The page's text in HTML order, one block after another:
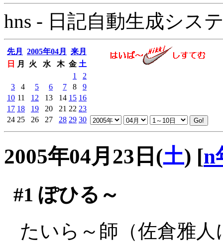
hns - 日記自動生成シス
先月 2005年04月
来月
日
月 火 水 木 金 土
1
2
3
4 5 6 7 8
9
10 11 12 13 14 15 16
17 18 19 20 21 22 23
24 25 26 27 28 29 30
2005年04月23日(土) [n
#1 ぽひる～
たいら～師（佐倉雅